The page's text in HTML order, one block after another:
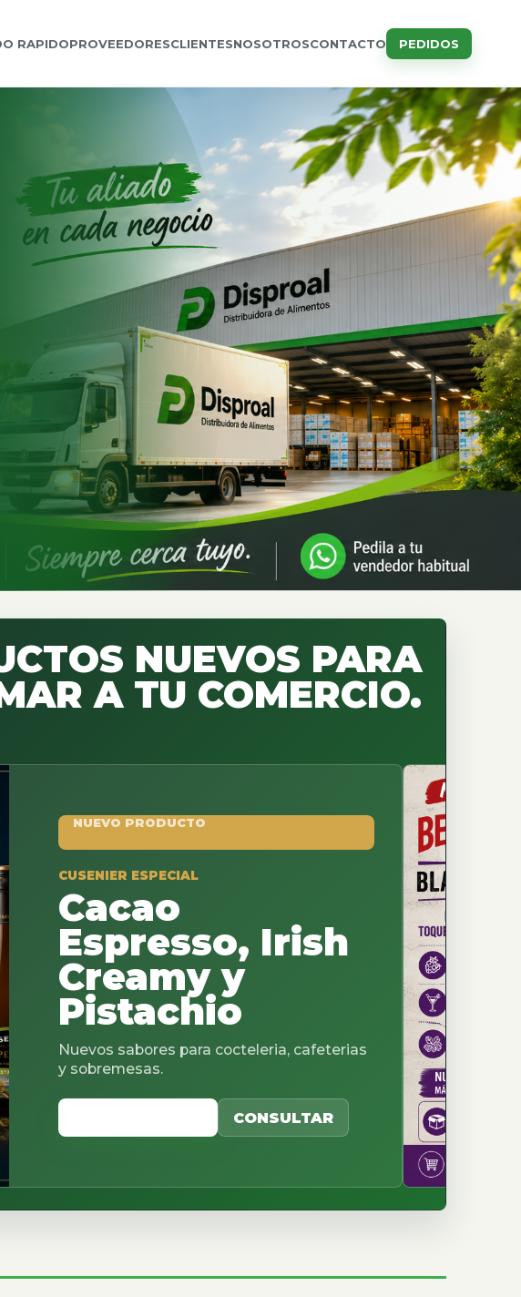
RAPIDOPROVEEDORESCLIENTESNOSOTROSCONTACTO PEDIDOS
NUEVOS PARA
A TU COMERCIO.
PRODUCTO
ESPECIAL
Irish
y
sabores para cocteleria, cafeterias